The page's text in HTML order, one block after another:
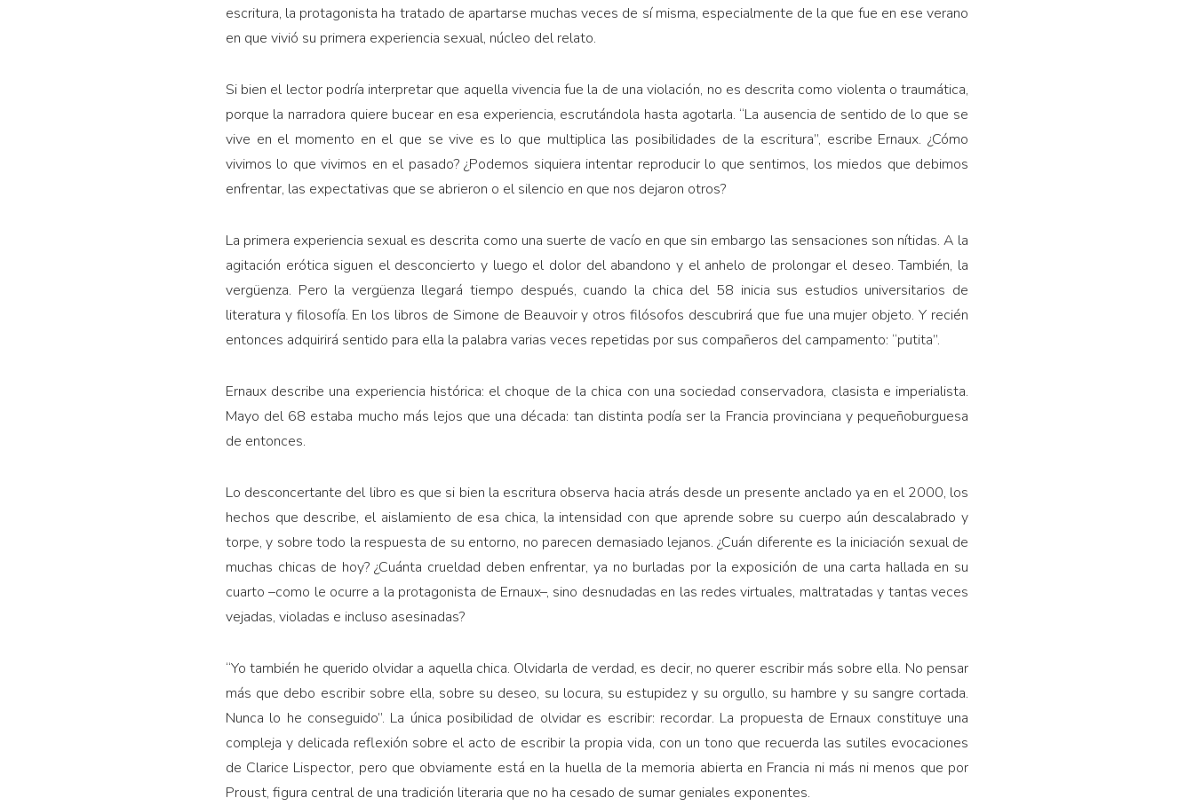
escritura, la protagonista ha tratado de apartarse muchas veces de sí misma, especialmente de la que fue en ese verano
en que vivió su primera experiencia sexual, núcleo del relato.
Si bien el lector podría interpretar que aquella vivencia fue la de una violación, no es descrita como violenta o traumática,
porque la narradora quiere bucear en esa experiencia, escrutándola hasta agotarla. “La ausencia de sentido de lo que se
vive en el momento en el que se vive es lo que multiplica las posibilidades de la escritura”, escribe Ernaux. ¿Cómo
vivimos lo que vivimos en el pasado? ¿Podemos siquiera intentar reproducir lo que sentimos, los miedos que debimos
enfrentar, las expectativas que se abrieron o el silencio en que nos dejaron otros?
La primera experiencia sexual es descrita como una suerte de vacío en que sin embargo las sensaciones son nítidas. A la
agitación erótica siguen el desconcierto y luego el dolor del abandono y el anhelo de prolongar el deseo. También, la
vergüenza. Pero la vergüenza llegará tiempo después, cuando la chica del 58 inicia sus estudios universitarios de
literatura y filosofía. En los libros de Simone de Beauvoir y otros filósofos descubrirá que fue una mujer objeto. Y recién
entonces adquirirá sentido para ella la palabra varias veces repetidas por sus compañeros del campamento: “putita”.
Ernaux describe una experiencia histórica: el choque de la chica con una sociedad conservadora, clasista e imperialista.
Mayo del 68 estaba mucho más lejos que una década: tan distinta podía ser la Francia provinciana y pequeñoburguesa
de entonces.
Lo desconcertante del libro es que si bien la escritura observa hacia atrás desde un presente anclado ya en el 2000, los
hechos que describe, el aislamiento de esa chica, la intensidad con que aprende sobre su cuerpo aún descalabrado y
torpe, y sobre todo la respuesta de su entorno, no parecen demasiado lejanos. ¿Cuán diferente es la iniciación sexual de
muchas chicas de hoy? ¿Cuánta crueldad deben enfrentar, ya no burladas por la exposición de una carta hallada en su
cuarto –como le ocurre a la protagonista de Ernaux–, sino desnudadas en las redes virtuales, maltratadas y tantas veces
vejadas, violadas e incluso asesinadas?
“Yo también he querido olvidar a aquella chica. Olvidarla de verdad, es decir, no querer escribir más sobre ella. No pensar
más que debo escribir sobre ella, sobre su deseo, su locura, su estupidez y su orgullo, su hambre y su sangre cortada.
Nunca lo he conseguido”. La única posibilidad de olvidar es escribir: recordar. La propuesta de Ernaux constituye una
compleja y delicada reflexión sobre el acto de escribir la propia vida, con un tono que recuerda las sutiles evocaciones
de Clarice Lispector, pero que obviamente está en la huella de la memoria abierta en Francia ni más ni menos que por
Proust, figura central de una tradición literaria que no ha cesado de sumar geniales exponentes.